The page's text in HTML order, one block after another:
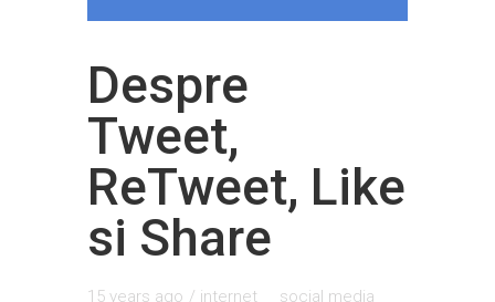
Despre
Tweet,
ReTweet, Like
si Share
15 years ago / internet social media